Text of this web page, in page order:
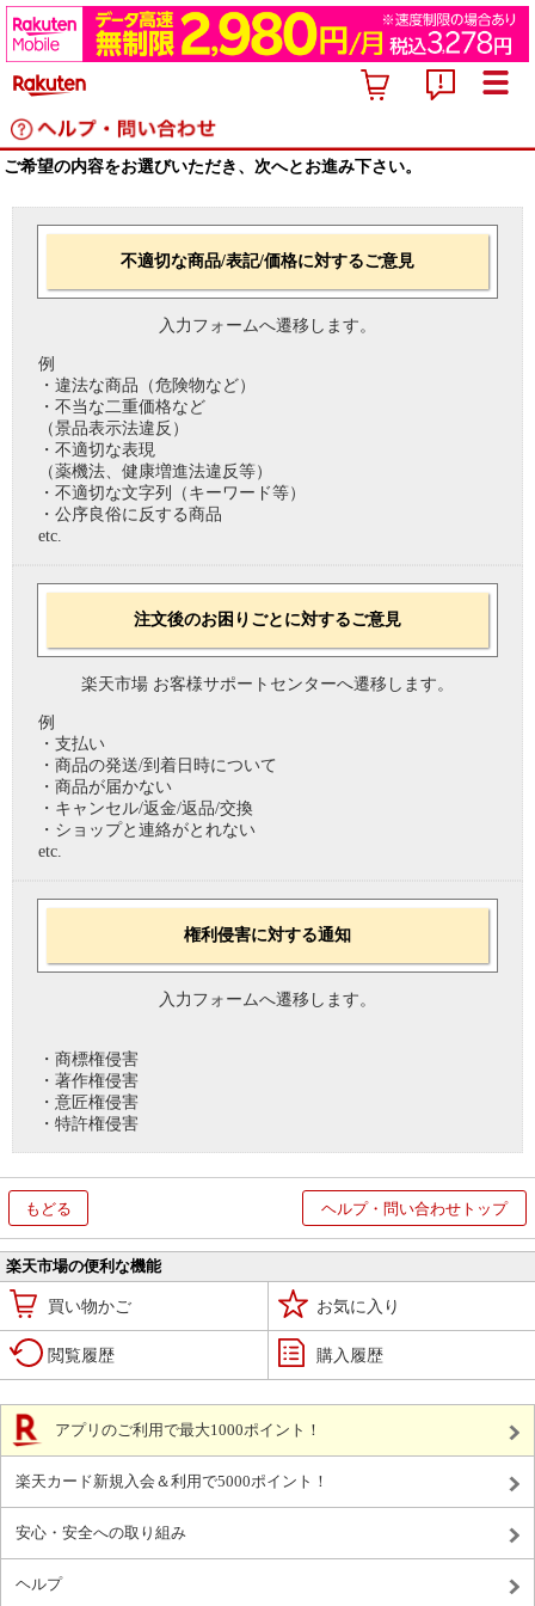
ご希望の内容をお選びいただき、次へとお進み下さい。
不適切な商品/表記/価格に対するご意見
入力フォームへ遷移します。
例
・違法な商品（危険物など）
・不当な二重価格など
（景品表示法違反）
・不適切な表現
（薬機法、健康増進法違反等）
・不適切な文字列（キーワード等）
・公序良俗に反する商品
etc.
注文後のお困りごとに対するご意見
楽天市場 お客様サポートセンターへ遷移します。
例
・支払い
・商品の発送/到着日時について
・商品が届かない
・キャンセル/返金/返品/交換
・ショップと連絡がとれない
etc.
権利侵害に対する通知
入力フォームへ遷移します。
・商標権侵害
・著作権侵害
・意匠権侵害
・特許権侵害
もどる ヘルプ・問い合わせトップ
楽天市場の便利な機能
買い物かご お気に入り
閲覧履歴 購入履歴
アプリのご利用で最大1000ポイント！
楽天カード新規入会＆利用で5000ポイント！
安心・安全への取り組み
ヘルプ